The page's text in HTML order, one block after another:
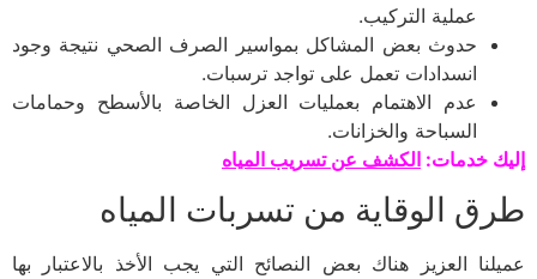
عملية التركيب.
حدوث بعض المشاكل بمواسير الصرف الصحي نتيجة وجود
انسدادات تعمل على تواجد ترسبات.
عدم الاهتمام بعمليات العزل الخاصة بالأسطح وحمامات
السباحة والخزانات.
إليك خدمات: الكشف عن تسريب المياه
طرق الوقاية من تسربات المياه
عميلنا العزيز هناك بعض النصائح التي يجب الأخذ بالاعتبار بها